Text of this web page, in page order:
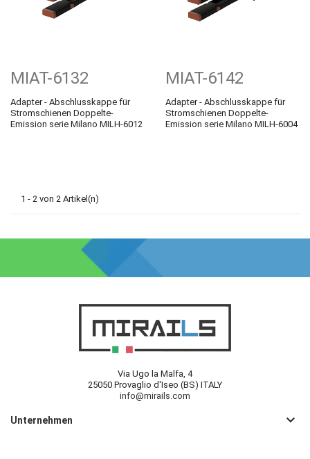
MIAT-6132
Adapter - Abschlusskappe für
Stromschienen Doppelte-
Emission serie Milano MILH-6012
MIAT-6142
Adapter - Abschlusskappe für
Stromschienen Doppelte-
Emission serie Milano MILH-6004
1 - 2 von 2 Artikel(n)
Via Ugo la Malfa, 4
25050 Provaglio d'Iseo (BS) ITALY
info@mirails.com
Unternehmen keyboard_arrow_down